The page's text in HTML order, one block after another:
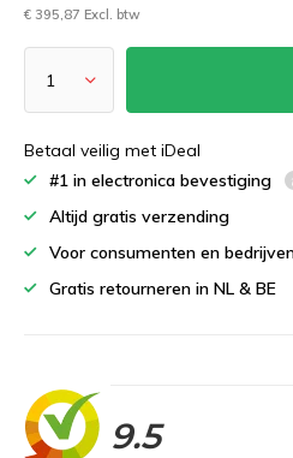
€ 395,87 Excl. btw
Betaal veilig met iDeal
#1 in electronica bevestiging
Altijd gratis verzending
Voor consumenten en
Gratis retourneren in NL & BE
9.5